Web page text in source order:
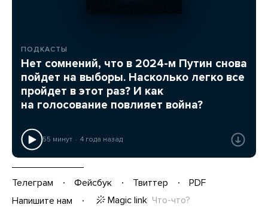
ПОДКАСТЫ
Нет сомнений, что в 2024-м Путин снова
пойдет на выборы. Насколько легко все
пройдет в этот раз? И как
на голосование повлияет война?
55 минут 4 года назад
Телеграм Фейсбук Твиттер
PDF
Напишите нам
Magic link Что-что?